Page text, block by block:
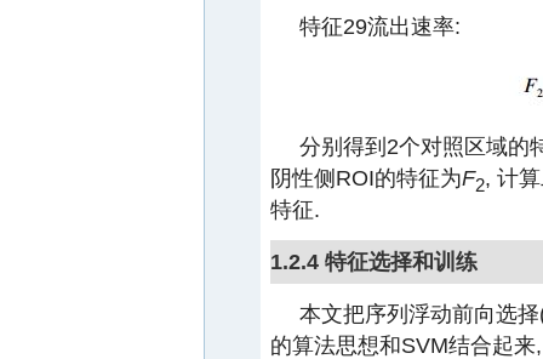
特征29流出速率:
分别得到2个对照区域的
阴性侧ROI的特征为F2, 计
特征.
1.2.4 特征选择和训练
本文把序列浮动前向选
的算法思想和SVM结合起